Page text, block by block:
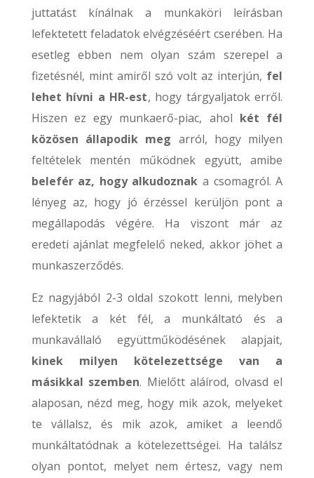
juttatást kínálnak a munkaköri leírásban
lefektetett feladatok elvégzéséért cserében. Ha
esetleg ebben nem olyan szám szerepel a
fizetésnél, mint amiről szó volt az interjún, fel
lehet hívni a HR-est, hogy tárgyaljatok erről.
Hiszen ez egy munkaerő-piac, ahol két fél
közösen állapodik meg arról, hogy milyen
feltételek mentén működnek együtt, amibe
belefér az, hogy alkudoznak a csomagról. A
lényeg az, hogy jó érzéssel kerüljön pont a
megállapodás végére. Ha viszont már az
eredeti ajánlat megfelelő neked, akkor jöhet a
munkaszerződés.
Ez nagyjából 2-3 oldal szokott lenni, melyben
lefektetik a két fél, a munkáltató és a
munkavállaló együttműködésének alapjait,
kinek milyen kötelezettsége van a
másikkal szemben. Mielőtt aláírod, olvasd el
alaposan, nézd meg, hogy mik azok, melyeket
te vállalsz, és mik azok, amiket a leendő
munkáltatódnak a kötelezettségei. Ha találsz
olyan pontot, melyet nem értesz, vagy nem